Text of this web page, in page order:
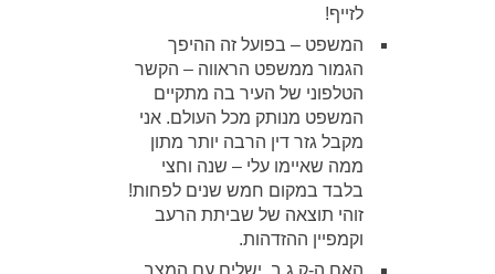
לזייף!
המשפט – בפועל זה ההיפך
הגמור ממשפט הראווה – הקשר
הטלפוני של העיר בה מתקיים
המשפט מנותק מכל העולם. אני
מקבל גזר דין הרבה יותר מתון
ממה שאיימו עלי – שנה וחצי
בלבד במקום חמש שנים לפחות!
זוהי תוצאה של שביתת הרעב
וקמפיין ההזדהות.
האם ה-ק.ג.ב. ישלים עם המצב